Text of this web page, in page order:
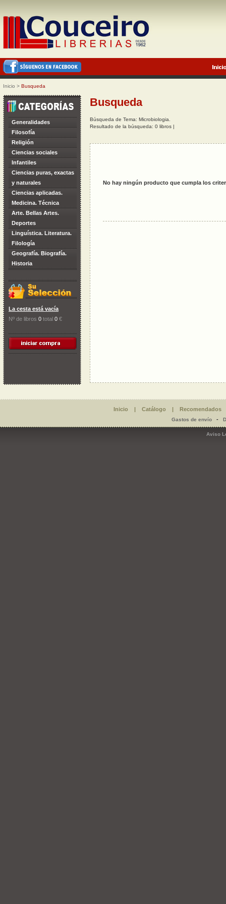
Inicio > Busqueda
Generalidades
Filosofía
Religión
Ciencias sociales
Infantiles
Ciencias puras, exactas
y naturales
Ciencias aplicadas.
Medicina. Técnica
Arte. Bellas Artes.
Deportes
Linguística. Literatura.
Filología
Geografía. Biografía.
Historia
La cesta está vacía
Nº de libros 0 total 0 €
Busqueda
Búsqueda de Tema: Microbiologia.
Resultado de la búsqueda: 0 libros |
No hay ningún producto que cumpla los
Inicio | Catálogo | Recomendados
Gastos de envío-
Aviso